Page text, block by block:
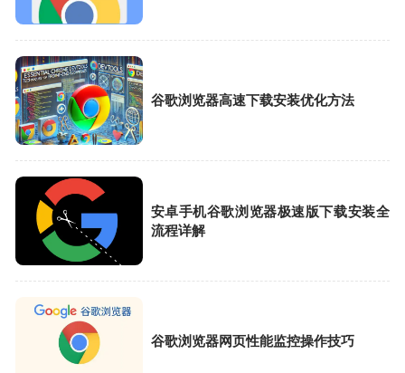
谷歌浏览器高速下载安装优化方法
安卓手机谷歌浏览器极速版下载安装全
流程详解
谷歌浏览器网页性能监控操作技巧